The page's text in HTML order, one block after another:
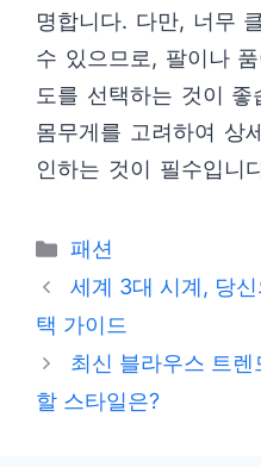
명합니다. 다만, 너무
수 있으므로, 팔이나
도를 선택하는 것이
몸무게를 고려하여 상
인하는 것이 필수입니
카
테
고
리
패션
세계 3대 시계, 당
택 가이드
최신 블라우스 트
할 스타일은?